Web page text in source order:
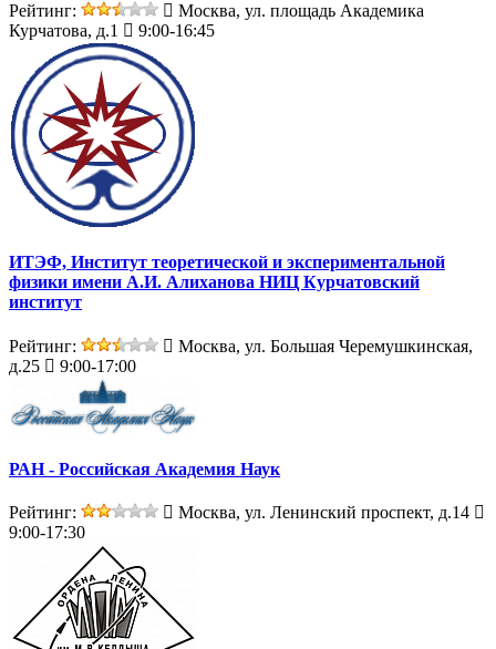
Рейтинг:
Москва, ул. площадь Академика
Курчатова, д.1
9:00-16:45
ИТЭФ, Институт теоретической и экспериментальной
физики имени А.И. Алиханова НИЦ Курчатовский
институт
Рейтинг:
Москва, ул. Большая Черемушкинская,
д.25
9:00-17:00
РАН - Российская Академия Наук
Рейтинг:
Москва, ул. Ленинский проспект, д.14
9:00-17:30